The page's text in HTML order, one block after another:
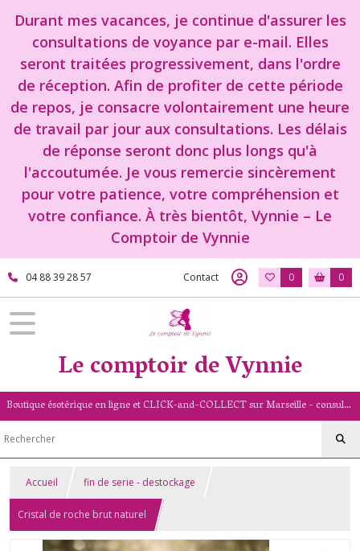
Durant mes vacances, je continue d'assurer les
consultations de voyance par e-mail. Elles
seront traitées progressivement, dans l'ordre
de réception. Afin de profiter de cette période
de repos, je consacre volontairement une heure
de travail par jour aux consultations. Les délais
de réponse seront donc plus longs qu'à
l'accoutumée. Je vous remercie sincèrement
pour votre patience, votre compréhension et
votre confiance. À très bientôt, Vynnie – Le
Comptoir de Vynnie
04 88 39 28 57 Contact 0 0
Le comptoir de Vynnie
Boutique ésotérique en ligne et CLICK-and-COLLECT sur Marseille - consultation de voyance par mail - livret numérologique (13/PACA)
Accueil fin de serie - destockage
Cristal de roche brut naturel